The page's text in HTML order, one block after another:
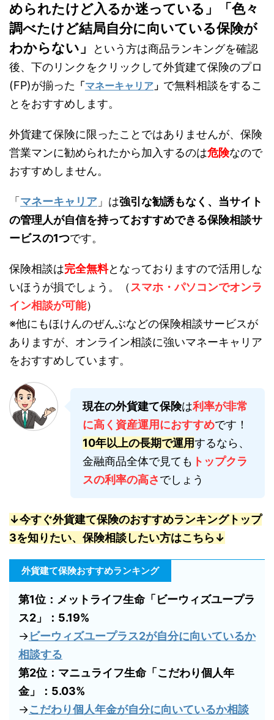
められたけど入るか迷っている」「色々
調べたけど結局自分に向いている保険が
わからない」
という方は商品ランキングを確認
後、下のリンクをクリックして外貨建て保険のプロ
(FP)が揃った 「マネーキャリア 」 で無料相談をするこ
とをおすすめします。
外貨建て保険に限ったことではありませんが、保険
営業マンに勧められたから加入するのは危険なので
おすすめしません。
「マネーキャリア 」は強引な勧誘もなく、当サイト
の管理人が自信を持っておすすめできる保険相談サ
ービスの1つです。
保険相談は完全無料となっておりますので活用しな
いほうが損でしょう。（ スマホ・パソコンでオンラ
イン相談が可能）
※他にもほけんのぜんぶなどの保険相談サービスが
ありますが、オンライン相談に強いマネーキャリア
をおすすめしています。
現在の外貨建て保険は利率が非常
に高く資産運用におすすめです！
10年以上の長期で運用するなら、
金融商品全体で見ても トップクラ
スの利率の高さでしょう
↓今すぐ外貨建て保険のおすすめランキングトップ
3を知りたい、保険相談したい方はこちら↓
外貨建て保険おすすめランキング
第1位：メットライフ生命「ビーウィズユープラ
ス2」：5.19%
→ビーウィズユープラス2が自分に向いているか
相談する
第2位：マニュライフ生命「こだわり個人年
金」：5.03%
→こだわり個人年金が自分に向いているか相談